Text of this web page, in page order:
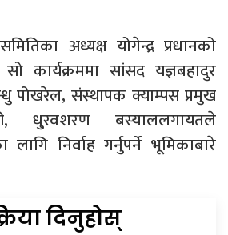
अध्यक्ष योगेन्द्र प्रधानको
कार्यक्रममा सांसद यज्ञबहादुर
पोखरेल, संस्थापक क्याम्पस प्रमुख
धु्रवशरण बस्याललगायतले
निर्वाह गर्नुपर्ने भूमिकाबारे
दिनुहोस्